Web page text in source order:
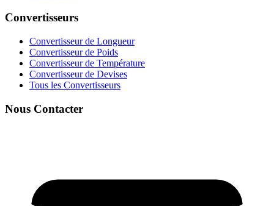
Convertisseurs
Convertisseur de Longueur
Convertisseur de Poids
Convertisseur de Température
Convertisseur de Devises
Tous les Convertisseurs
Nous Contacter